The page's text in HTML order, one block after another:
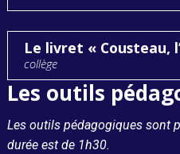
Le livret « Cousteau,
collège
Les outils
Les outils pédagogiques sont
durée est de 1h30.